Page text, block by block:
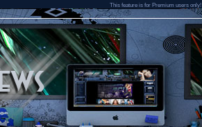
This feature is for Premium users only!